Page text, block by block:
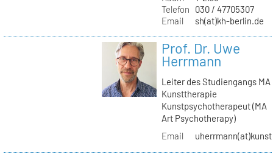
Telefon
030 / 47705307
Email
sh(at)kh-berlin.de
Prof. Dr. Uwe
Herrmann
Leiter des Studiengangs MA
Kunsttherapie
Kunstpsychotherapeut (MA
Art Psychotherapy)
Email